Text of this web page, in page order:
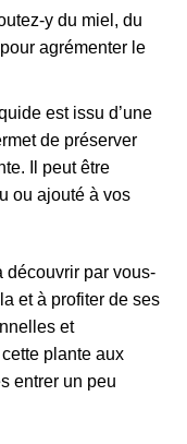
y du miel, du
agrémenter le
est issu d’une
de préserver
Il peut être
ou ajouté à vos
découvrir par vous-
et à profiter de ses
et
plante aux
entrer un peu